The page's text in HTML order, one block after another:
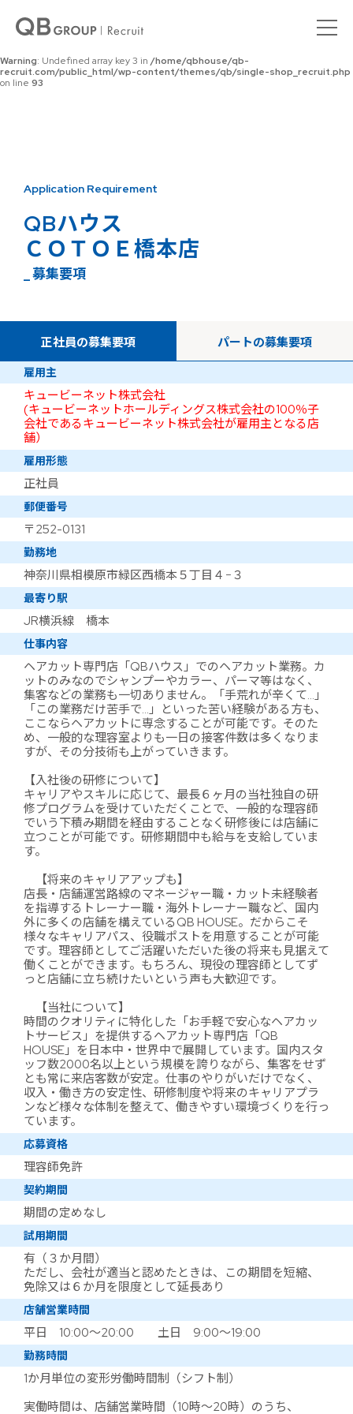
Warning : Undefined array key 0 in
recruit.com/public_html/wp-content/themes/qb/single-shop_recruit.php
on line92
Warning: Undefined array key 3 in /home/qbhouse/qb-
recruit.com/public_html/wp-content/themes/qb/single-shop_recruit.php
on line 93
Application Requirement
QBハウス
ＣＯＴＯＥ橋本店
_ 募集要項
正社員の募集要項 パートの募集要項
雇用主
キュービーネット株式会社
(キュービーネットホールディングス株式会社の100％子
会社であるキュービーネット株式会社が雇用主となる店
舗）
雇用形態
正社員
郵便番号
〒252-0131
勤務地
神奈川県相模原市緑区西橋本５丁目４−３
最寄り駅
JR横浜線 橋本
仕事内容
ヘアカット専門店「QBハウス」でのヘアカット業務。カ
ットのみなのでシャンプーやカラー、パーマ等はなく、
集客などの業務も一切ありません。「手荒れが辛くて…」
「この業務だけ苦手で…」といった苦い経験がある方も、
ここならヘアカットに専念することが可能です。そのた
め、一般的な理容室よりも一日の接客件数は多くなりま
すが、その分技術も上がっていきます。
【入社後の研修について】
キャリアやスキルに応じて、最長６ヶ月の当社独自の研
修プログラムを受けていただくことで、一般的な理容師
でいう下積み期間を経由することなく研修後には店舗に
立つことが可能です。研修期間中も給与を支給していま
す。
【将来のキャリアアップも】
店長・店舗運営路線のマネージャー職・カット未経験者
を指導するトレーナー職・海外トレーナー職など、国内
外に多くの店舗を構えているQB HOUSE。だからこそ
様々なキャリアパス、役職ポストを用意することが可能
です。理容師としてご活躍いただいた後の将来も見据えて
働くことができます。もちろん、現役の理容師としてず
っと店舗に立ち続けたいという声も大歓迎です。
【当社について】
時間のクオリティに特化した「お手軽で安心なヘアカッ
トサービス」を提供するヘアカット専門店「QB
HOUSE」を日本中・世界中で展開しています。国内スタ
ッフ数2000名以上という規模を誇りながら、集客をせず
とも常に来店客数が安定。仕事のやりがいだけでなく、
収入・働き方の安定性、研修制度や将来のキャリアプラ
ンなど様々な体制を整えて、働きやすい環境づくりを行っ
ています。
応募資格
理容師免許
契約期間
期間の定めなし
試用期間
有（３か月間）
ただし、会社が適当と認めたときは、この期間を短縮、
免除又は６か月を限度として延長あり
店舗営業時間
平日 10:00～20:00 土日 9:00～19:00
勤務時間
1か月単位の変形労働時間制（シフト制）
実働時間は、店舗営業時間（10時～20時）のうち、